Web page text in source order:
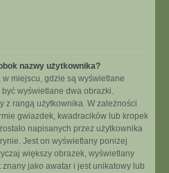
nazwy użytkownika?
miejscu, gdzie są wyświetlane
wyświetlane dwa obrazki.
z rangą użytkownika. W zależności
gwiazdek, kwadracików lub kropek
napisanych przez użytkownika
Jest on wyświetlany poniżej
większy obrazek, wyświetlany
jako awatar i jest unikatowy lub